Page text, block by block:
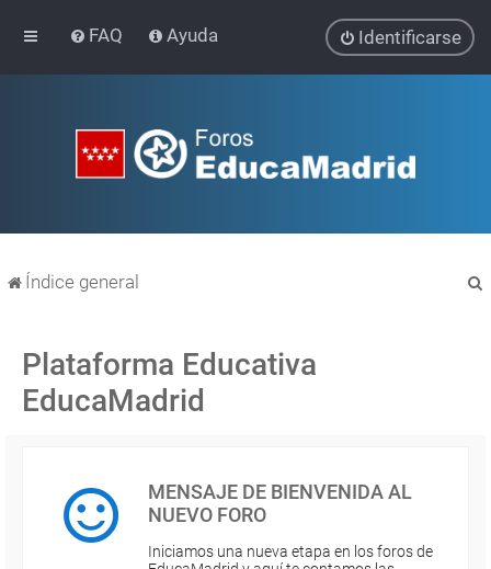
FAQ Ayuda Identificarse
Índice general
Plataforma Educativa
EducaMadrid
MENSAJE DE BIENVENIDA AL
NUEVO FORO
Iniciamos una nueva etapa en los foros de